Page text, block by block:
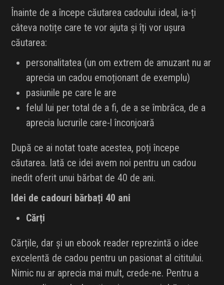
Înainte de a începe căutarea cadoului ideal, ia-ți
câteva notițe care te vor ajuta și îți vor ușura
căutarea:
personalitatea (un om extrem de amuzant nu ar
aprecia un cadou emoționant de exemplu)
pasiunile pe care le are
felul lui per total de a fi, de a se îmbrăca, de a
aprecia lucrurile care-l înconjoară
După ce ai notat toate acestea, poți începe
căutarea. Iată ce idei avem noi pentru un cadou
inedit oferit unui bărbat de 40 de ani.
Idei de cadouri bărbați 40 ani
Cărți
Cărțile, dar și un ebook reader reprezintă o idee
excelentă de cadou pentru un pasionat al cititului.
Nimic nu ar aprecia mai mult, crede-ne. Pentru a